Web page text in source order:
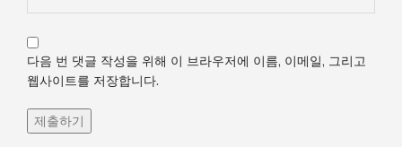
다음 번 댓글 작성을 위해 이 브라우저에 이름, 이메일, 그리고
웹사이트를 저장합니다.